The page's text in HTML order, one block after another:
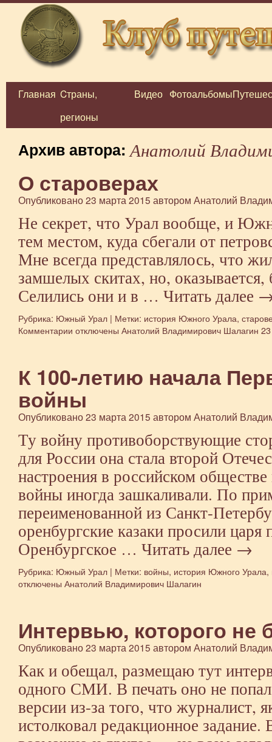
Перейти
Главная Cтраны,
регионы
Видео Фотоальбомы
Архив автора: Анатолий
О староверах
Опубликовано23 марта 2015 автором Анатолий
Не секрет, что Урал вообще, и
тем местом, куда сбегали от
Мне всегда представлялось, что
замшелых скитах, но,
Селились они и в … Читать далее
Рубрика: Южный Урал | Метки: история Южного Урала,
Комментарии котключены Анатолий Владимирович Шалагин
К 100-летию начала
войны
Опубликовано23 марта 2015 автором Анатолий
Ту войну противоборствующие
для России она стала второй
настроения в российском
войны иногда зашкаливали. По
переименованной из Санкт-
оренбургские казаки просили царя
Оренбургское … Читать далее →
Рубрика: Южный Урал | Метки: войны, история Южного Урала,
отключены Анатолий Владимирович Шалагин
Интервью, которого не
Опубликовано23 марта 2015 автором Анатолий
Как и обещал, размещаю тут
одного СМИ. В печать оно не
версии из-за того, что журналист,
истолковал редакционное